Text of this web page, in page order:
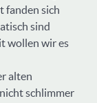
fanden sich
sind
wollen wir es
alten
schlimmer